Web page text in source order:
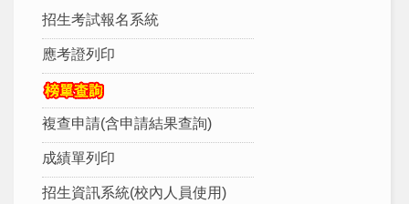
招生考試報名系統
應考證列印
複查申請(含申請結果查詢)
成績單列印
招生資訊系統(校內人員使用)